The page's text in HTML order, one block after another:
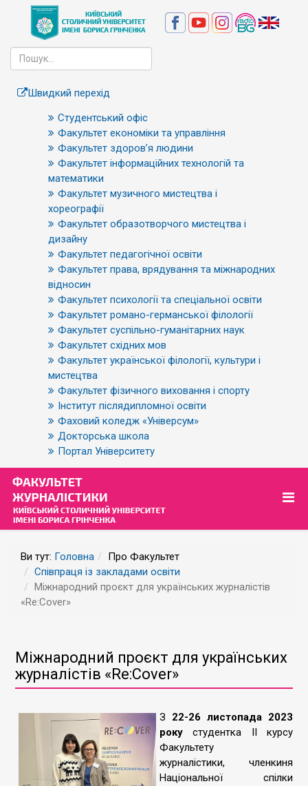
Швидкий перехід
Студентський офіс
Факультет економіки та управління
Факультет здоров’я людини
Факультет інформаційних технологій та
математики
Факультет музичного мистецтва і
хореографії
Факультет образотворчого мистецтва і
дизайну
Факультет педагогічної освіти
Факультет права, врядування та міжнародних
відносин
Факультет психології та спеціальної освіти
Факультет романо-германської філології
Факультет суспільно-гуманітарних наук
Факультет східних мов
Факультет української філології, культури і
мистецтва
Факультет фізичного виховання і спорту
Інститут післядипломної освіти
Фаховий коледж «Універсум»
Докторська школа
Портал Університету
Ви тут: Головна
Про Факультет
Співпраця із закладами освіти
Міжнародний проєкт для українських журналістів
«Re:Cover»
Міжнародний проєкт для українських
журналістів «Re:Cover»
З 22-26 листопада 2023
року студентка ІІ курсу
Факультету
журналістики, членкиня
Національної спілки